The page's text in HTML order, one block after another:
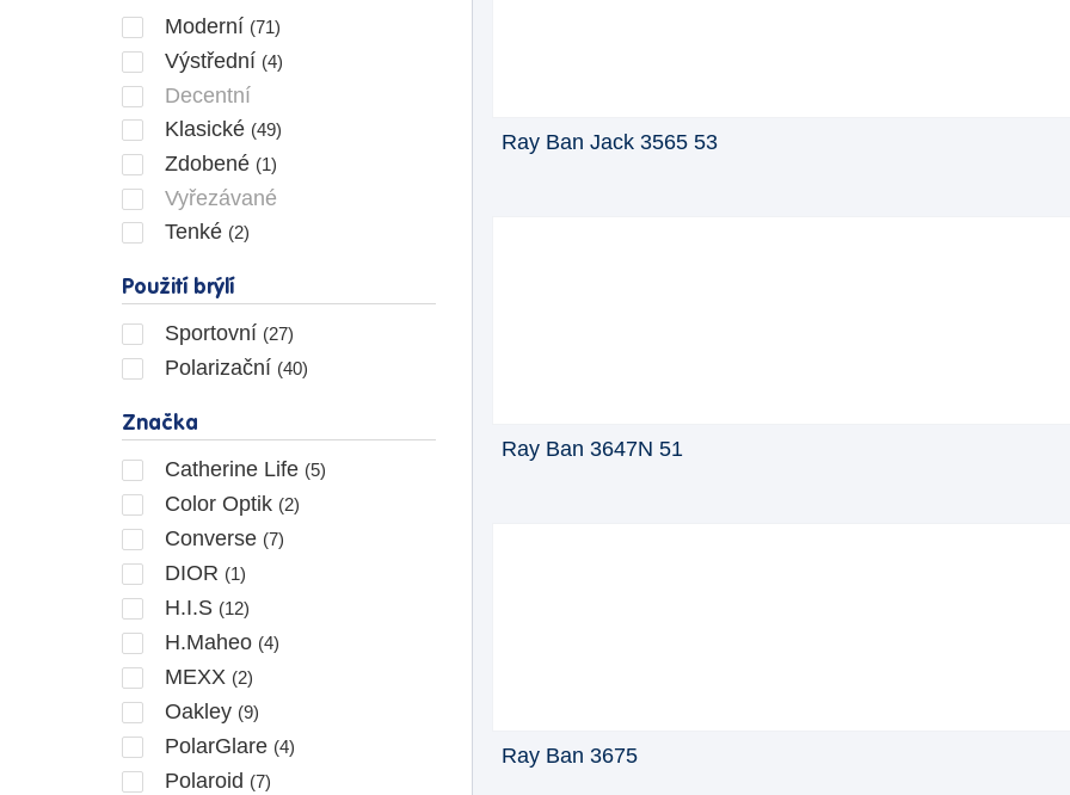
Moderní (71)
Výstřední (4)
Decentní
Klasické (49)
Zdobené (1)
Vyřezávané
Tenké (2)
Použití brýlí
Sportovní (27)
Polarizační (40)
Značka
Catherine Life (5)
Color Optik (2)
Converse (7)
DIOR (1)
H.I.S (12)
H.Maheo (4)
MEXX (2)
Oakley (9)
PolarGlare (4)
Polaroid (7)
Ray Ban Jack 3565 53
Ray Ban 3647N 51
Ray Ban 3675